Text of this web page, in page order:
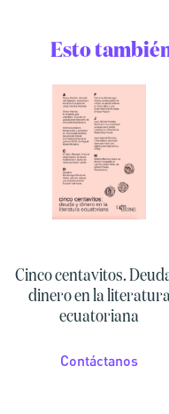
Esto
Cinco centavitos.
dinero en la
ecuatoriana
Contáctanos